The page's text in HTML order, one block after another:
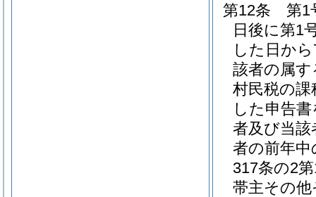
第12条
第1
日後に第1
した日か
該者の属
村民税の
した申告
者及び当
者の前年
317条の2
帯主その